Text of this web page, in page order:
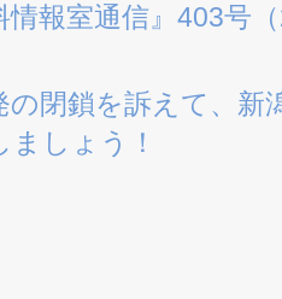
情報室通信』403号
の閉鎖を訴えて、新
ましょう！